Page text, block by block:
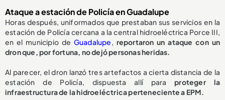
Ataque a estación de Policía en Guadalupe
Horas después, uniformados que prestaban sus servicios en la
estación de Policía cercana a la central hidroeléctrica Porce III,
en el municipio de Guadalupe, reportaron un ataque con un
dron que, por fortuna, no dejó personas heridas.
Al parecer, el dron lanzó tres artefactos a cierta distancia de la
estación de Policía, dispuesta allí paraproteger la
infraestructura de la hidroeléctrica perteneciente a EPM.